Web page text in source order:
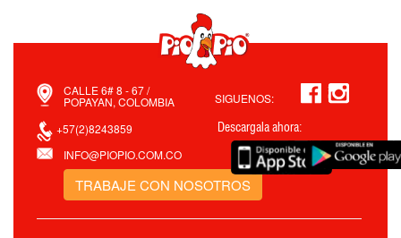
CALLE 6# 8 - 67 /
POPAYAN, COLOMBIA
+57(2)8243859
INFO@PIOPIO.COM.CO
TRABAJE CON NOSOTROS
SIGUENOS:
Descargala ahora: